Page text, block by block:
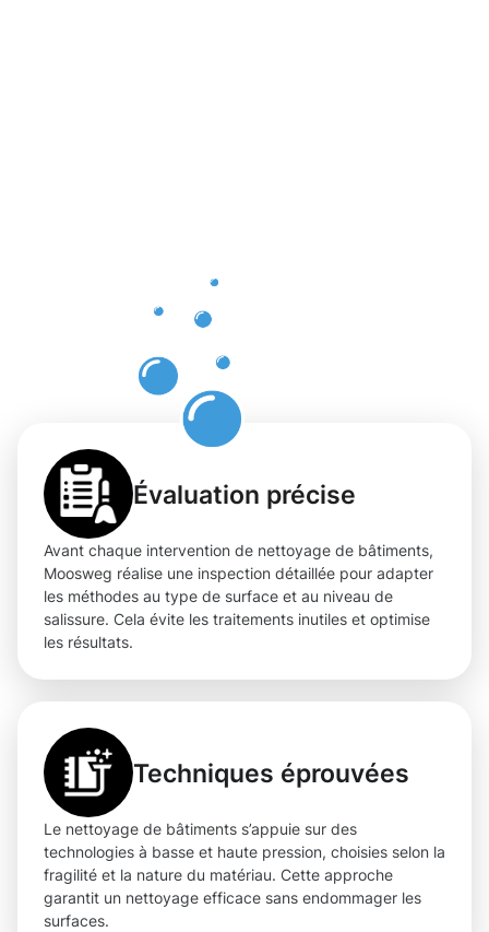
Évaluation précise
Avant chaque intervention de nettoyage de bâtiments,
Moosweg réalise une inspection détaillée pour adapter
les méthodes au type de surface et au niveau de
salissure. Cela évite les traitements inutiles et optimise
les résultats.
Techniques éprouvées
Le nettoyage de bâtiments s’appuie sur des
technologies à basse et haute pression, choisies selon la
fragilité et la nature du matériau. Cette approche
garantit un nettoyage efficace sans endommager les
surfaces.